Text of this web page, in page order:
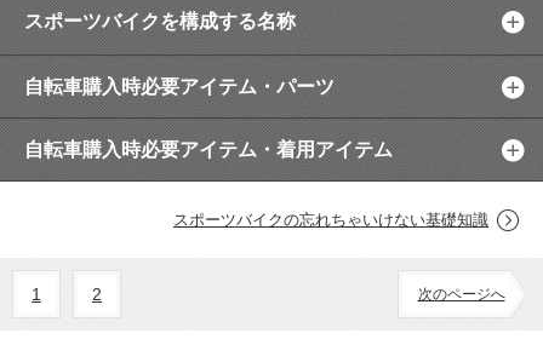
スポーツバイクを構成する名称
自転車購入時必要アイテム・パーツ
自転車購入時必要アイテム・着用アイテム
スポーツバイクの忘れちゃいけない基礎知識
1 2 次のページへ